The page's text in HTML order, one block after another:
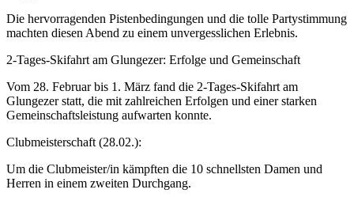
Die hervorragenden Pistenbedingungen und die tolle Partystimmung
machten diesen Abend zu einem unvergesslichen Erlebnis.
2-Tages-Skifahrt am Glungezer: Erfolge und Gemeinschaft
Vom 28. Februar bis 1. März fand die 2-Tages-Skifahrt am
Glungezer statt, die mit zahlreichen Erfolgen und einer starken
Gemeinschaftsleistung aufwarten konnte.
Clubmeisterschaft (28.02.):
Um die Clubmeister/in kämpften die 10 schnellsten Damen und
Herren in einem zweiten Durchgang.